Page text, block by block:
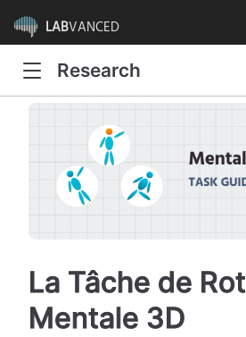
LABVANCED
Research
La Tâche de
Mentale 3D